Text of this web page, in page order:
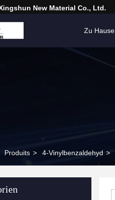
New Material Co., Ltd.
Zu Hause
Produits > 4-Vinylbenzaldehyd >